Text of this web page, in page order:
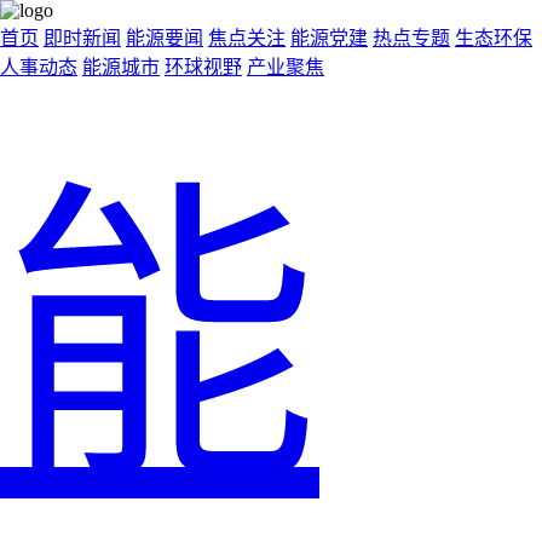
首页 即时新闻 能源要闻 焦点关注 能源党建 热点专题 生态环保
人事动态 能源城市 环球视野 产业聚焦
能